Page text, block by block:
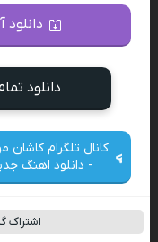
دانلود
دانلود
کانال تلگرام کاشان
- دانلود اهنگ
اشتراک